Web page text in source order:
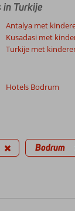
Turkije
Antalya met
Kusadasi met
Turkije met
Hotels Bodrum
Bodrum